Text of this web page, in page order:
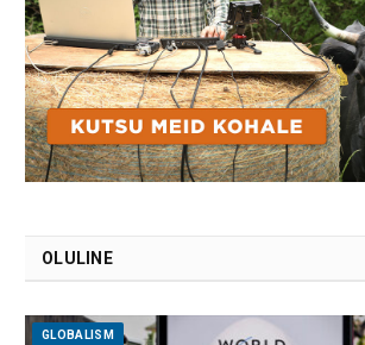
OLULINE
GLOBALISM